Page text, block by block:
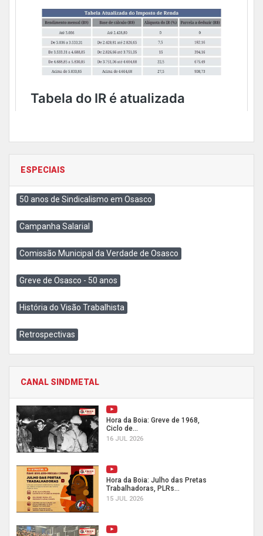
ESPECIAIS
50 anos de Sindicalismo em Osasco
Campanha Salarial
Comissão Municipal da Verdade de Osasco
Greve de Osasco - 50 anos
História do Visão Trabalhista
Retrospectivas
CANAL SINDMETAL
Hora da Boia: Greve de 1968,
Ciclo de...
16 JUL 2026
Hora da Boia: Julho das Pretas
Trabalhadoras, PLRs...
15 JUL 2026